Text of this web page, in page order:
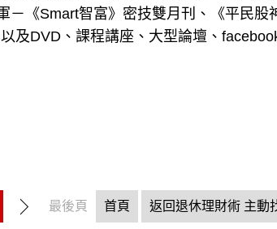
－《Smart智富》密技雙月刊、《平民
及DVD、課程講座、大型論壇、
最後頁 首頁 返回退休理財術 主動